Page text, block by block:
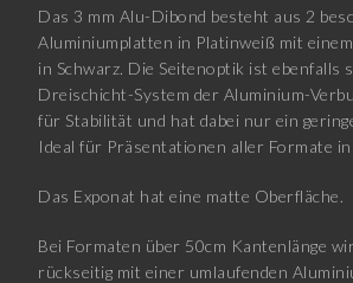
Das 3 mm Alu-Dibond besteht aus 2
Aluminiumplatten in Platinweiß mit
in Schwarz. Die Seitenoptik ist ebenfalls
Dreischicht-System der Aluminium-
für Stabilität und hat dabei nur ein
Ideal für Präsentationen aller Formate
Das Exponat hat eine matte Oberfläche.
Bei Formaten über 50cm Kantenlänge
rückseitig mit einer umlaufenden